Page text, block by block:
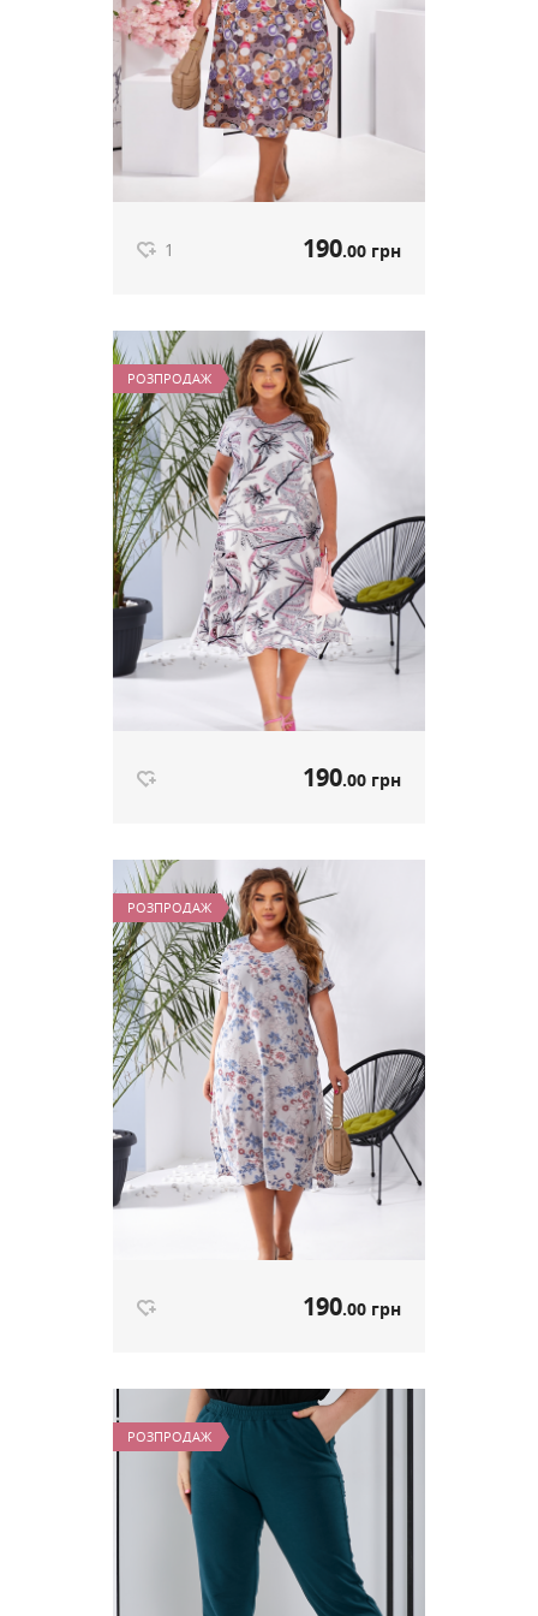
1 190.00 грн
Літня Сукня "Sofi" принт Кульки
артикул 610
Ціна 190
1
РОЗПРОДАЖ
190.00 грн
Літня Сукня "Sofi" принт Папороть
артикул 610
Ціна 190
РОЗПРОДАЖ
190.00 грн
Літня Сукня "Sofi" принт Дрібні
квіти артикул 610
Ціна 190
РОЗПРОДАЖ